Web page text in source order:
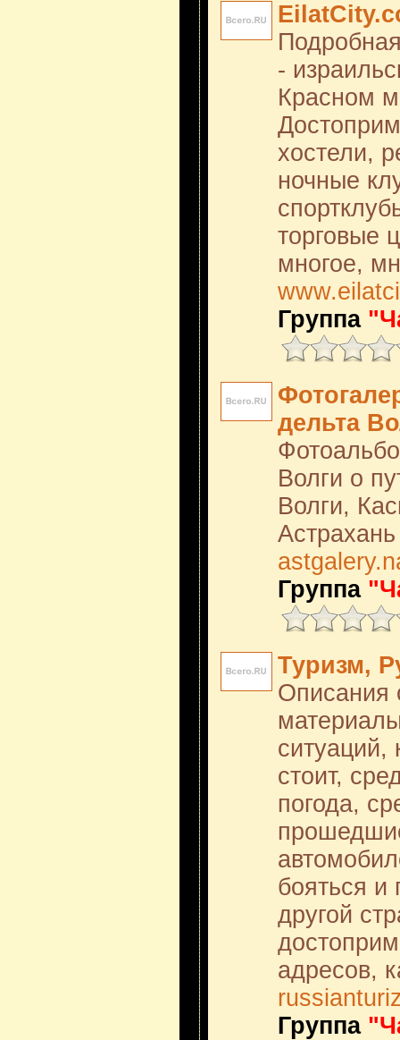
-
Красном
хостели,
ночные
торговые
многое,
Группа
дельта
Волги о
Волги,
Астрахань
Группа
Туризм,
Описания
ситуаций,
стоит,
погода,
бояться и
другой
адресов,
Группа